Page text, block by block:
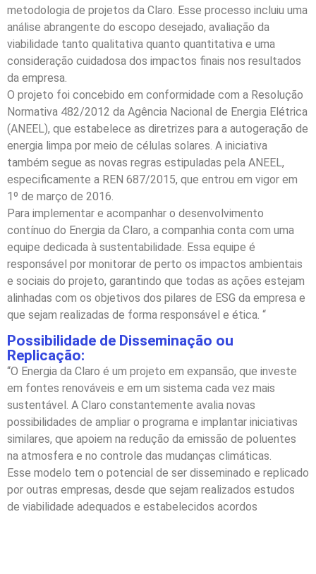
metodologia de projetos da Claro. Esse processo incluiu uma
análise abrangente do escopo desejado, avaliação da
viabilidade tanto qualitativa quanto quantitativa e uma
consideração cuidadosa dos impactos finais nos resultados
da empresa.
O projeto foi concebido em conformidade com a Resolução
Normativa 482/2012 da Agência Nacional de Energia Elétrica
(ANEEL), que estabelece as diretrizes para a autogeração de
energia limpa por meio de células solares. A iniciativa
também segue as novas regras estipuladas pela ANEEL,
especificamente a REN 687/2015, que entrou em vigor em
1º de março de 2016.
Para implementar e acompanhar o desenvolvimento
contínuo do Energia da Claro, a companhia conta com uma
equipe dedicada à sustentabilidade. Essa equipe é
responsável por monitorar de perto os impactos ambientais
e sociais do projeto, garantindo que todas as ações estejam
alinhadas com os objetivos dos pilares de ESG da empresa e
que sejam realizadas de forma responsável e ética. “
Possibilidade de Disseminação ou
Replicação:
“O Energia da Claro é um projeto em expansão, que investe
em fontes renováveis e em um sistema cada vez mais
sustentável. A Claro constantemente avalia novas
possibilidades de ampliar o programa e implantar iniciativas
similares, que apoiem na redução da emissão de poluentes
na atmosfera e no controle das mudanças climáticas.
Esse modelo tem o potencial de ser disseminado e replicado
por outras empresas, desde que sejam realizados estudos
de viabilidade adequados e estabelecidos acordos